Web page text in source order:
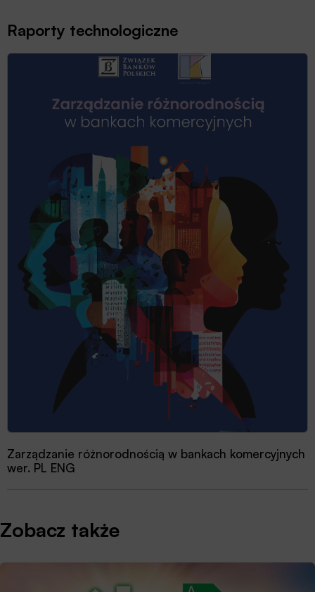
Raporty technologiczne
Zarządzanie różnorodnością w bankach komercyjnych
wer. PL ENG
Zobacz także